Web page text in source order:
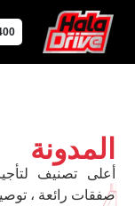
المدونة
أعلى تصنيف
صفقات رائعة ،